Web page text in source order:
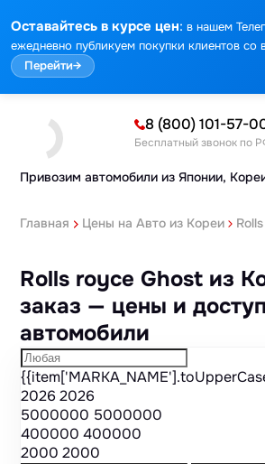
Оставайтесь в курсе цен: в нашем
ежедневно публикуем покупки клиентов со
Перейти→
Привозим автомобили из Японии,
8 (800) 101-57-
Бесплатный звонок по
Главная Цены на Авто из Кореи
Rolls royce Ghost из
заказ — цены и
автомобили
20262026
5000000 5000000
400000400000
20002000